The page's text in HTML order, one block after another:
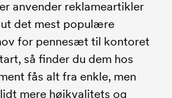
anvender reklameartikler
det mest populære
for pennesæt til kontoret
så finder du dem hos
fås alt fra enkle, men
mere højkvalitets og